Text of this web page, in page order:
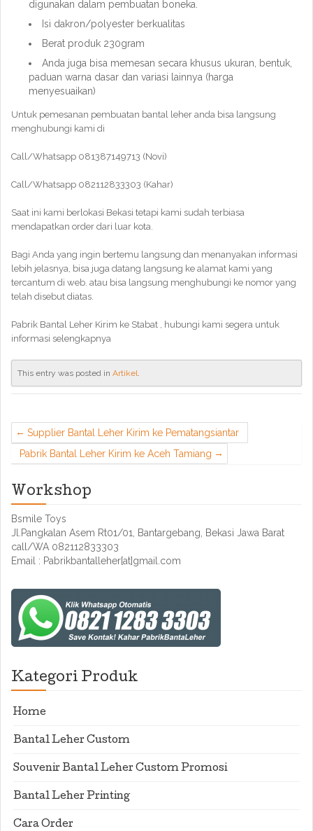
digunakan dalam pembuatan boneka.
Isi dakron/polyester berkualitas
Berat produk 230gram
Anda juga bisa memesan secara khusus ukuran, bentuk,
paduan warna dasar dan variasi lainnya (harga
menyesuaikan)
Untuk pemesanan pembuatan bantal leher anda bisa langsung
menghubungi kami di
Call/Whatsapp 081387149713 (Novi)
Call/Whatsapp 082112833303 (Kahar)
Saat ini kami berlokasi Bekasi tetapi kami sudah terbiasa
mendapatkan order dari luar kota.
Bagi Anda yang ingin bertemu langsung dan menanyakan informasi
lebih jelasnya, bisa juga datang langsung ke alamat kami yang
tercantum di web. atau bisa langsung menghubungi ke nomor yang
telah disebut diatas.
Pabrik Bantal Leher Kirim ke Stabat , hubungi kami segera untuk
informasi selengkapnya
This entry was posted in Artikel.
Supplier Bantal Leher Kirim ke Pematangsiantar
Pabrik Bantal Leher Kirim ke Aceh Tamiang
Workshop
Bsmile Toys
Jl.Pangkalan Asem Rt01/01, Bantargebang, Bekasi Jawa Barat
call/WA 082112833303
Email : Pabrikbantalleher[at]gmail.com
Kategori Produk
Home
Bantal Leher Custom
Souvenir Bantal Leher Custom Promosi
Bantal Leher Printing
Cara Order